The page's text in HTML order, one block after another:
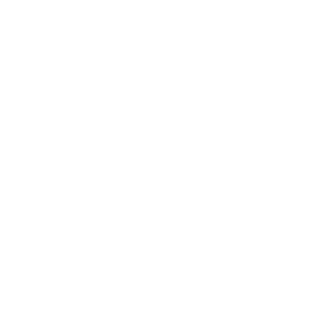
professionnel local permet
d'optimiser le budget. En
sur le marche9
du ve9hicule
re9parations)
meilleur prix gre2ce e0